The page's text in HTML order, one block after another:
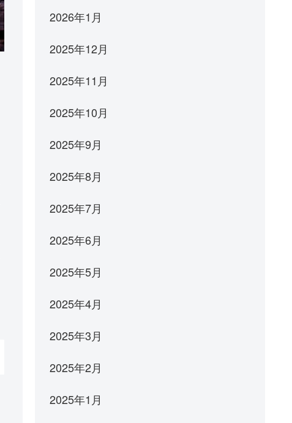
2026年1月
2025年12月
2025年11月
2025年10月
2025年9月
2025年8月
2025年7月
2025年6月
2025年5月
2025年4月
2025年3月
2025年2月
2025年1月